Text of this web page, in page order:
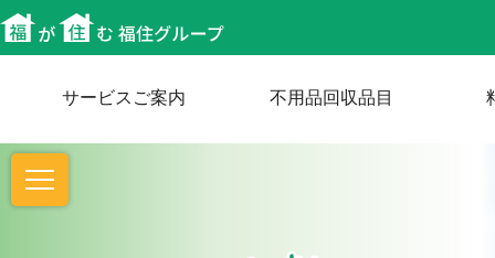
サービスご案内 不用品回収品目